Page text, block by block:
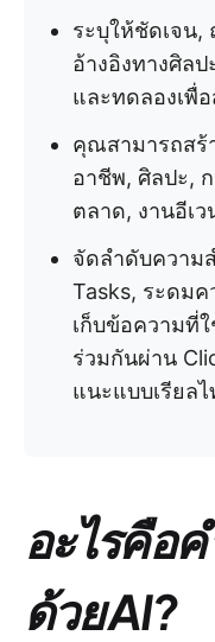
ระบุให้ชัดเจน
อ้างอิงทางศิล
และทดลองเพื่
คุณสามารถสร้
อาชีพ, ศิลปะ,
ตลาด, งานอีเ
จัดลำดับความ
Tasks, ระดม
เก็บข้อความที่
ร่วมกันผ่าน
แนะแบบเรียล
อะไรคือ
ด้วย AI?